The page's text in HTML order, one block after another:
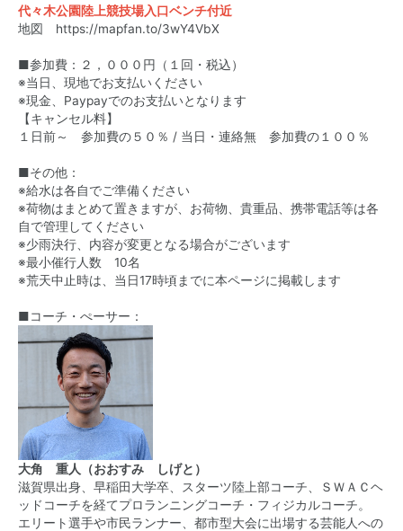
代々木公園陸上競技場入口ベンチ付近
地図 https://mapfan.to/3wY4VbX
■参加費：２，０００円（１回・税込）
※当日、現地でお支払いください
※現金、Paypayでのお支払いとなります
【キャンセル料】
１日前～ 参加費の５０％ / 当日・連絡無 参加費の１００％
■その他：
※給水は各自でご準備ください
※荷物はまとめて置きますが、お荷物、貴重品、携帯電話等は各
自で管理してください
※少雨決行、内容が変更となる場合がございます
※最小催行人数 10名
※荒天中止時は、当日17時頃までに本ページに掲載します
■コーチ・ぺーサー：
大角 重人（おおすみ しげと）
滋賀県出身、早稲田大学卒、スターツ陸上部コーチ、ＳＷＡＣヘ
ッドコーチを経てプロランニングコーチ・フィジカルコーチ。
エリート選手や市民ランナー、都市型大会に出場する芸能人への